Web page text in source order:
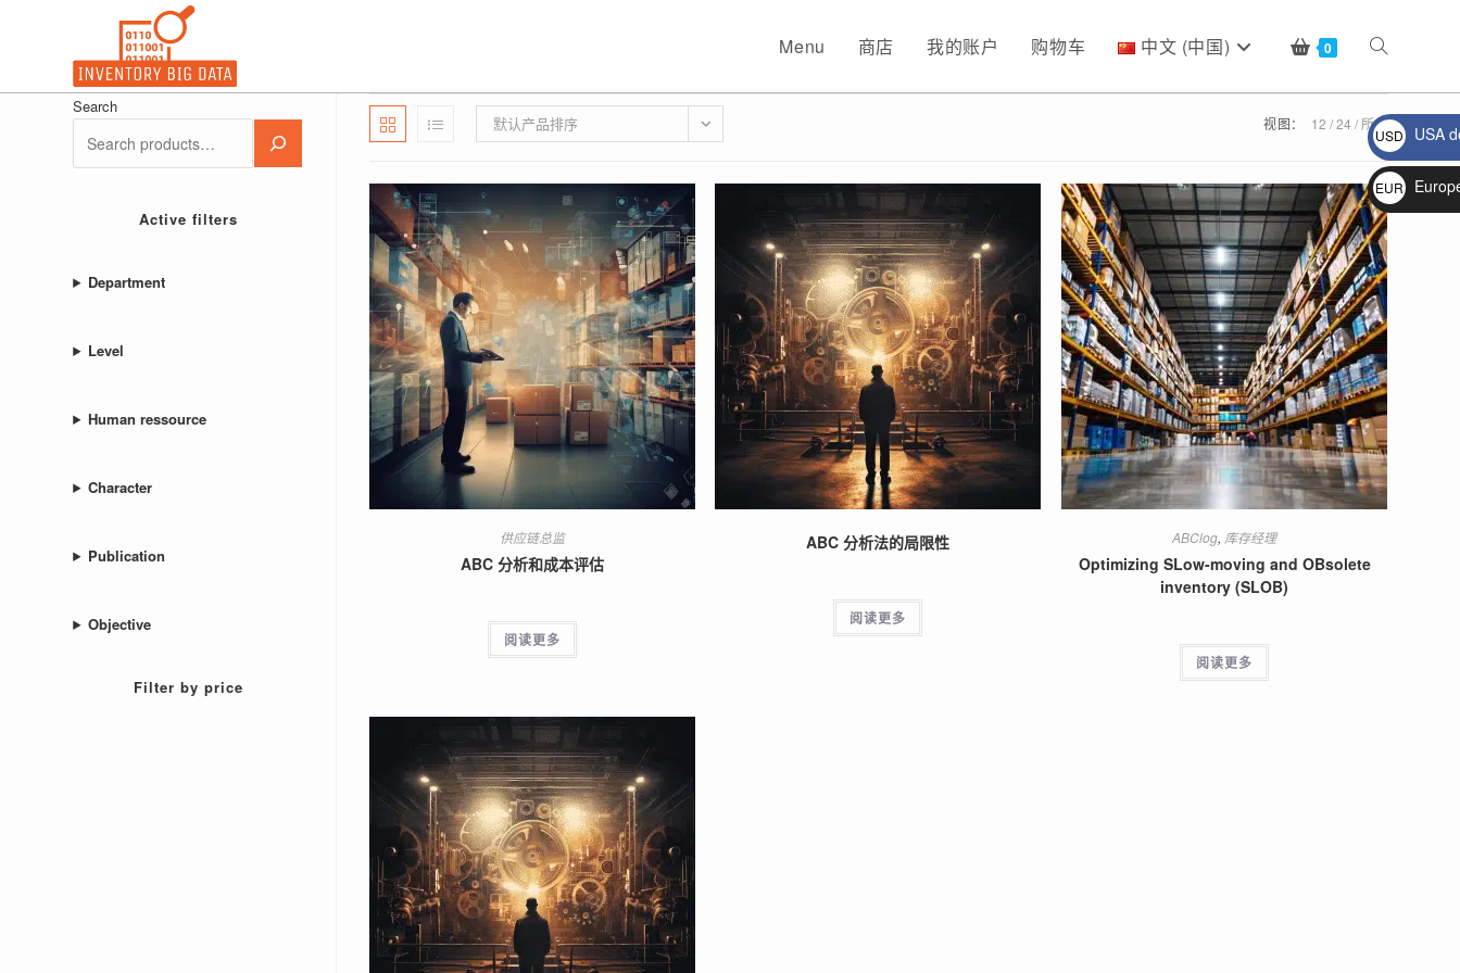
Menu 商店 我的账户 购物车 中文 (中国) 0 Toggle
website
search
默认产品排序 视图： 12 24 所有
供应链总监
ABC 分析和成本评估
阅读更多
ABC 分析法的局限性
阅读更多
ABClog, 库存经理
Optimizing SLow-moving and OBsolete
inventory (SLOB)
阅读更多
Search
Active filters
Department
Level
Human ressource
Character
Publication
Objective
Filter by price
USD
$
USA
EUR
€